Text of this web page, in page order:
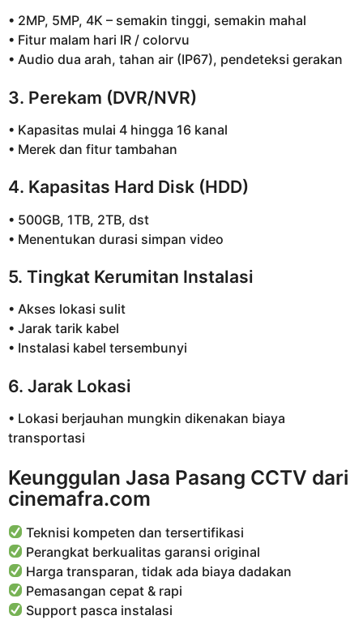
• 2MP, 5MP, 4K – semakin tinggi, semakin mahal
• Fitur malam hari IR / colorvu
• Audio dua arah, tahan air (IP67), pendeteksi gerakan
3. Perekam (DVR/NVR)
• Kapasitas mulai 4 hingga 16 kanal
• Merek dan fitur tambahan
4. Kapasitas Hard Disk (HDD)
• 500GB, 1TB, 2TB, dst
• Menentukan durasi simpan video
5. Tingkat Kerumitan Instalasi
• Akses lokasi sulit
• Jarak tarik kabel
• Instalasi kabel tersembunyi
6. Jarak Lokasi
• Lokasi berjauhan mungkin dikenakan biaya
transportasi
Keunggulan Jasa Pasang CCTV dari
cinemafra.com
Teknisi kompeten dan tersertifikasi
Perangkat berkualitas garansi original
Harga transparan, tidak ada biaya dadakan
Pemasangan cepat & rapi
Support pasca instalasi